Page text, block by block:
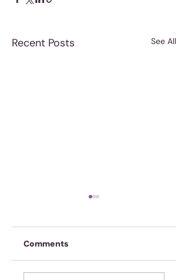
Recent Posts See All
Oefen jou geheue
Comments